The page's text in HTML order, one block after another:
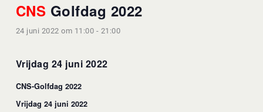
CNS Golfdag 2022
24 juni 2022 om 11:00 - 21:00
Vrijdag 24 juni 2022
CNS-Golfdag 2022
Vrijdag 24 juni 2022